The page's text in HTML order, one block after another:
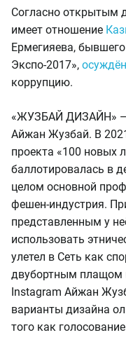
Согласно открытым
имеет отношение
Ермегияева,
Экспо-2017»,
коррупцию.
«ЖУЗБАЙ ДИЗАЙН» —
Айжан Жузбай. В
проекта «100 новых
баллотировалась в
целом основной
фешен-индустрия.
представленным у
использовать
улетел в Сеть как
двубортным плащом
Instagram Айжан
варианты дизайна
того как